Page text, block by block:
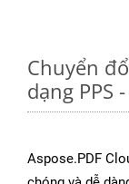
Chuyển
dạng PPS
Aspose.PDF